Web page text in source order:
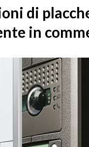
di
in